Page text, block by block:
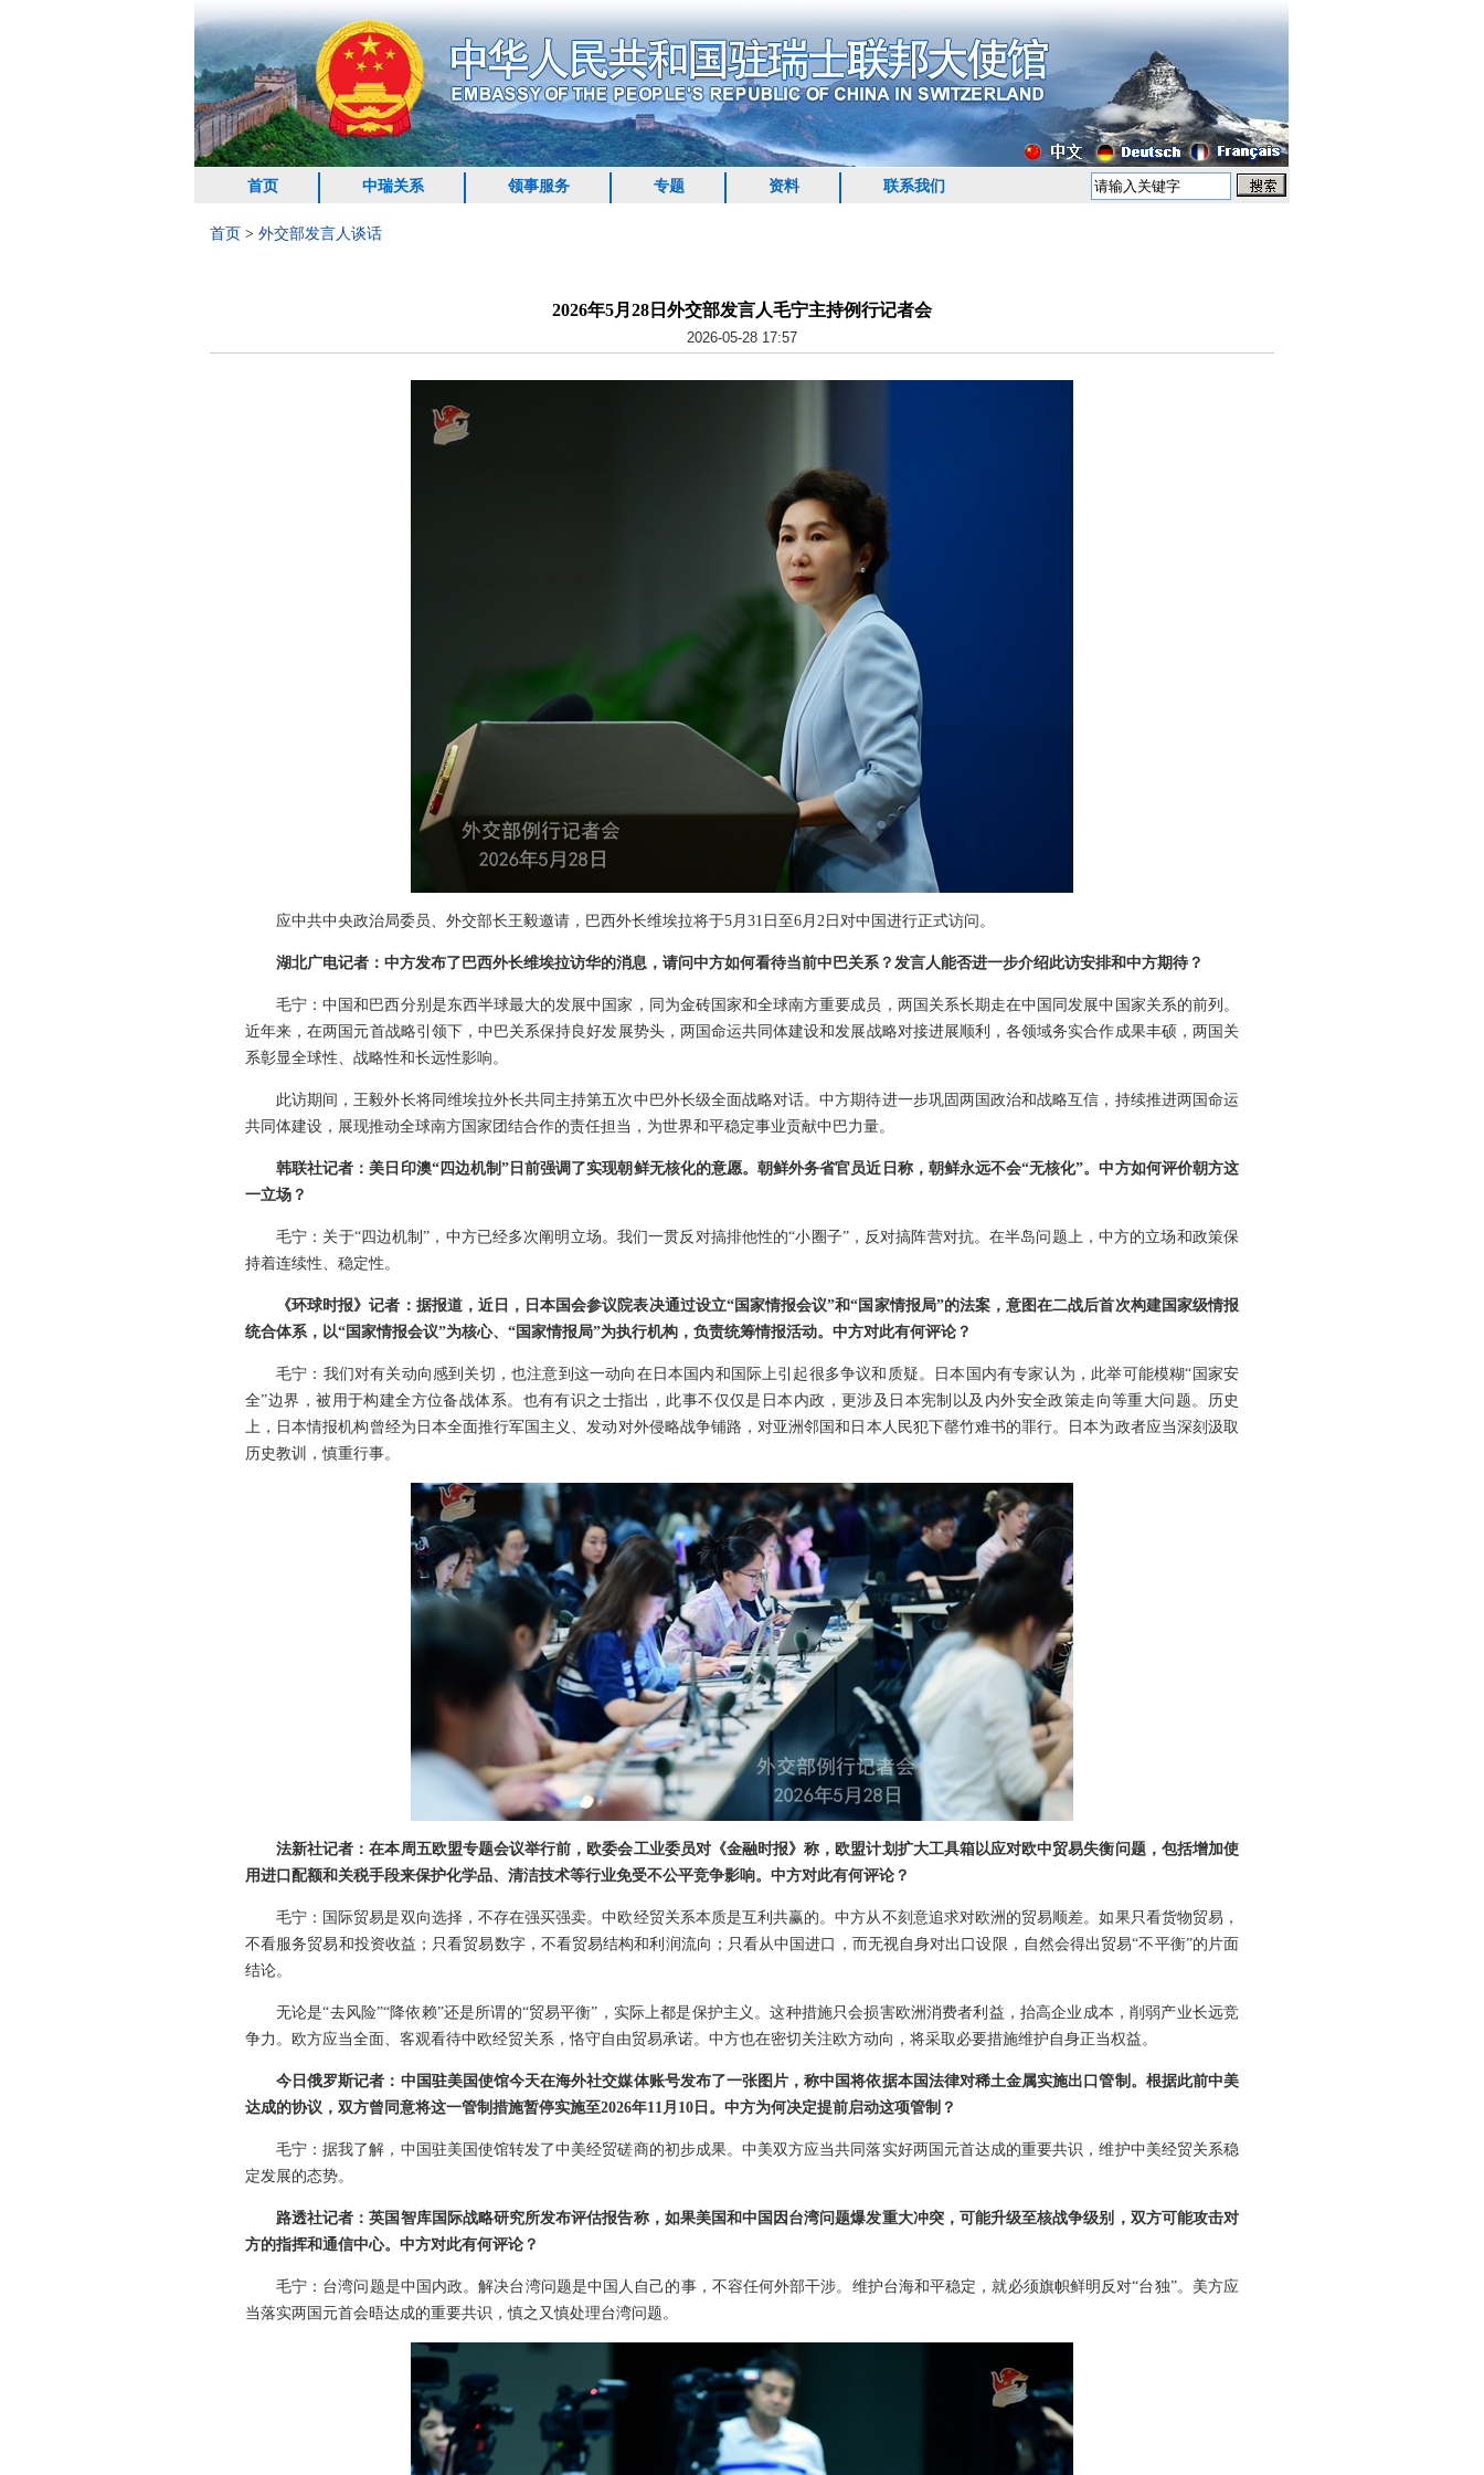
首页 中瑞关系 领事服务 专题 资料 联系我们
首页 > 外交部发言人谈话
2026年5月28日外交部发言人毛宁主持例行记者会
2026-05-28 17:57
应中共中央政治局委员、外交部长王毅邀请，巴西外长维埃拉将于5月31日至6月2日对中国进行正式访问。
湖北广电记者：中方发布了巴西外长维埃拉访华的消息，请问中方如何看待当前中巴关系？发言人能否进一步介绍此访安排和中方期待？
毛宁：中国和巴西分别是东西半球最大的发展中国家，同为金砖国家和全球南方重要成员，两国关系长期走在中国同发展中国家关系的前列。
近年来，在两国元首战略引领下，中巴关系保持良好发展势头，两国命运共同体建设和发展战略对接进展顺利，各领域务实合作成果丰硕，两国关
系彰显全球性、战略性和长远性影响。
此访期间，王毅外长将同维埃拉外长共同主持第五次中巴外长级全面战略对话。中方期待进一步巩固两国政治和战略互信，持续推进两国命运
共同体建设，展现推动全球南方国家团结合作的责任担当，为世界和平稳定事业贡献中巴力量。
韩联社记者：美日印澳“四边机制”日前强调了实现朝鲜无核化的意愿。朝鲜外务省官员近日称，朝鲜永远不会“无核化”。中方如何评价朝方这
一立场？
毛宁：关于“四边机制”，中方已经多次阐明立场。我们一贯反对搞排他性的“小圈子”，反对搞阵营对抗。在半岛问题上，中方的立场和政策保
持着连续性、稳定性。
《环球时报》记者：据报道，近日，日本国会参议院表决通过设立“国家情报会议”和“国家情报局”的法案，意图在二战后首次构建国家级情报
统合体系，以“国家情报会议”为核心、“国家情报局”为执行机构，负责统筹情报活动。中方对此有何评论？
毛宁：我们对有关动向感到关切，也注意到这一动向在日本国内和国际上引起很多争议和质疑。日本国内有专家认为，此举可能模糊“国家安
全”边界，被用于构建全方位备战体系。也有有识之士指出，此事不仅仅是日本内政，更涉及日本宪制以及内外安全政策走向等重大问题。历史
上，日本情报机构曾经为日本全面推行军国主义、发动对外侵略战争铺路，对亚洲邻国和日本人民犯下罄竹难书的罪行。日本为政者应当深刻汲取
历史教训，慎重行事。
法新社记者：在本周五欧盟专题会议举行前，欧委会工业委员对《金融时报》称，欧盟计划扩大工具箱以应对欧中贸易失衡问题，包括增加使
用进口配额和关税手段来保护化学品、清洁技术等行业免受不公平竞争影响。中方对此有何评论？
毛宁：国际贸易是双向选择，不存在强买强卖。中欧经贸关系本质是互利共赢的。中方从不刻意追求对欧洲的贸易顺差。如果只看货物贸易，
不看服务贸易和投资收益；只看贸易数字，不看贸易结构和利润流向；只看从中国进口，而无视自身对出口设限，自然会得出贸易“不平衡”的片面
结论。
无论是“去风险”“降依赖”还是所谓的“贸易平衡”，实际上都是保护主义。这种措施只会损害欧洲消费者利益，抬高企业成本，削弱产业长远竞
争力。欧方应当全面、客观看待中欧经贸关系，恪守自由贸易承诺。中方也在密切关注欧方动向，将采取必要措施维护自身正当权益。
今日俄罗斯记者：中国驻美国使馆今天在海外社交媒体账号发布了一张图片，称中国将依据本国法律对稀土金属实施出口管制。根据此前中美
达成的协议，双方曾同意将这一管制措施暂停实施至2026年11月10日。中方为何决定提前启动这项管制？
毛宁：据我了解，中国驻美国使馆转发了中美经贸磋商的初步成果。中美双方应当共同落实好两国元首达成的重要共识，维护中美经贸关系稳
定发展的态势。
路透社记者：英国智库国际战略研究所发布评估报告称，如果美国和中国因台湾问题爆发重大冲突，可能升级至核战争级别，双方可能攻击对
方的指挥和通信中心。中方对此有何评论？
毛宁：台湾问题是中国内政。解决台湾问题是中国人自己的事，不容任何外部干涉。维护台海和平稳定，就必须旗帜鲜明反对“台独”。美方应
当落实两国元首会晤达成的重要共识，慎之又慎处理台湾问题。